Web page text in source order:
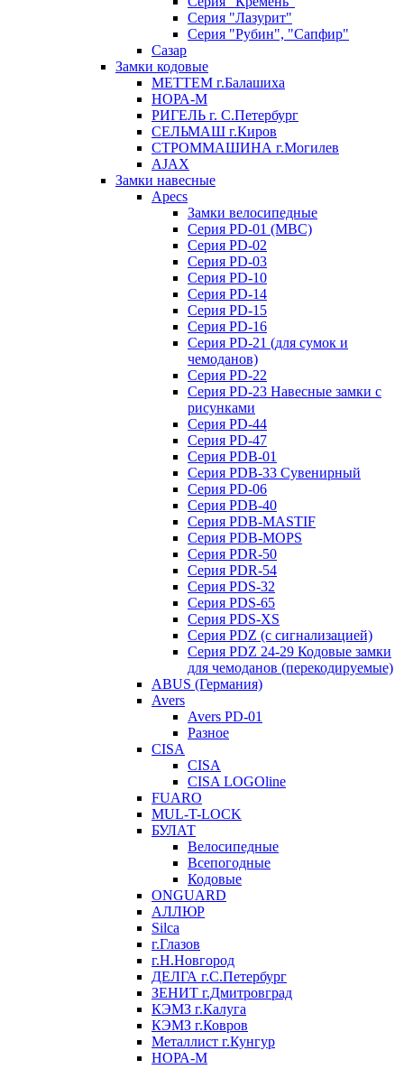
Серия "Лазурит"
Серия "Рубин", "Сапфир"
Сазар
Замки кодовые
МЕТТЕМ г.Балашиха
НОРА-М
РИГЕЛЬ г. С.Петербург
СЕЛЬМАШ г.Киров
СТРОММАШИНА г.Могилев
AJAX
Замки навесные
Apecs
Замки велосипедные
Серия PD-01 (МВС)
Серия PD-02
Серия PD-03
Серия PD-10
Серия PD-14
Серия PD-15
Серия PD-16
Серия PD-21 (для сумок и
чемоданов)
Серия PD-22
Серия PD-23 Навесные замки с
рисунками
Серия PD-44
Серия PD-47
Серия PDB-01
Серия PDB-33 Сувенирный
Серия PD-06
Серия PDB-40
Серия PDB-MASTIF
Серия PDB-MOPS
Серия PDR-50
Серия PDR-54
Серия PDS-32
Серия PDS-65
Серия PDS-XS
Серия PDZ (с сигнализацией)
Серия PDZ 24-29 Кодовые замки
для чемоданов (перекодируемые)
ABUS (Германия)
Avers
Avers PD-01
Разное
CISA
CISA
CISA LOGOline
FUARO
MUL-T-LOCK
БУЛАТ
Велосипедные
Всепогодные
Кодовые
ONGUARD
АЛЛЮР
Silca
г.Глазов
г.Н.Новгород
ДЕЛГА г.С.Петербург
ЗЕНИТ г.Дмитровград
КЭМЗ г.Калуга
КЭМЗ г.Ковров
Металлист г.Кунгур
НОРА-М